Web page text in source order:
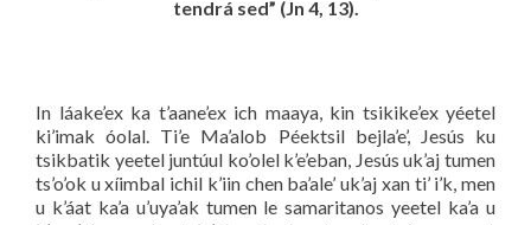
tendrá sed” (Jn 4, 13).
In láake’ex ka t’aane’ex ich maaya, kin tsikike’ex yéetel
ki’imak óolal. Ti’e Ma’alob Péektsil bejla’e’, Jesús ku
tsikbatik yeetel juntúul ko’olel k’e’eban, Jesús uk’aj tumen
ts’o’ok u xíimbal ichil k’iin chen ba’ale’ uk’aj xan ti’ i’k, men
u k’áat ka’a u’uya’ak tumen le samaritanos yeetel ka’a u